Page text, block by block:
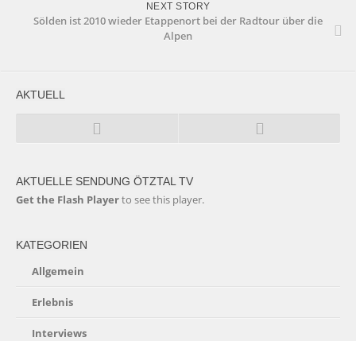
NEXT STORY
Sölden ist 2010 wieder Etappenort bei der Radtour über die
Alpen
AKTUELL
AKTUELLE SENDUNG ÖTZTAL TV
Get the Flash Playerto see this player.
KATEGORIEN
Allgemein
Erlebnis
Interviews